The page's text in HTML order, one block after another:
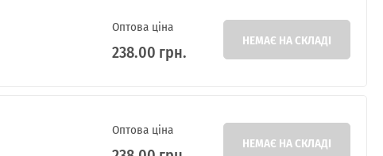
Оптова ціна
238.00 грн. НЕМАЄ НА СКЛАДІ
Оптова ціна
НЕМАЄ НА СКЛАДІ